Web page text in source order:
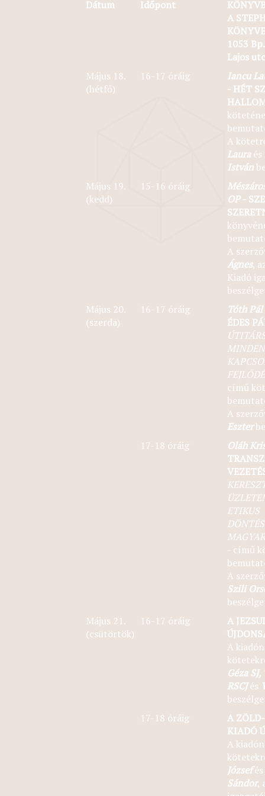
Dátum Időpont
A
1053
Lajos
Május 18.
(hétfő)
16-17 óráig
Iancu
- HÉT
A
Lauraés
István
Május 19.
(kedd)
15-16 óráig
OP-
A
Ágnes,
Kiadó
Május 20.
(szerda)
16-17 óráig
Tóth Pál
ÉDES
című
A
Eszter
17-18 óráig
Oláh
ETIKUS
- című
A
Szili
Május 21.
(csütörtök)
16-17 óráig
A
A
Géza
RSCJés
17-18 óráig
A
KIADÓ
A
Józsefés
Sándor,